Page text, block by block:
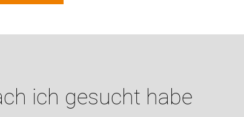
ich gesucht habe